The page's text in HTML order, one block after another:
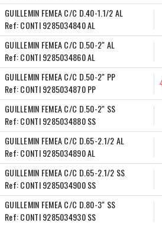
GUILLEMIN FEMEA C/C D.40-1.1/2 AL
Ref:CONTI 9285034840 AL
GUILLEMIN FEMEA C/C D.50-2" AL
Ref:CONTI 9285034860 AL
GUILLEMIN FEMEA C/C D.50-2" PP
Ref:CONTI 9285034870 PP
GUILLEMIN FEMEA C/C D.50-2" SS
Ref:CONTI 9285034880 SS
GUILLEMIN FEMEA C/C D.65-2.1/2 AL
Ref:CONTI 9285034890 AL
GUILLEMIN FEMEA C/C D.65-2.1/2 SS
Ref:CONTI 9285034900 SS
GUILLEMIN FEMEA C/C D.80-3" SS
Ref:CONTI 9285034930 SS